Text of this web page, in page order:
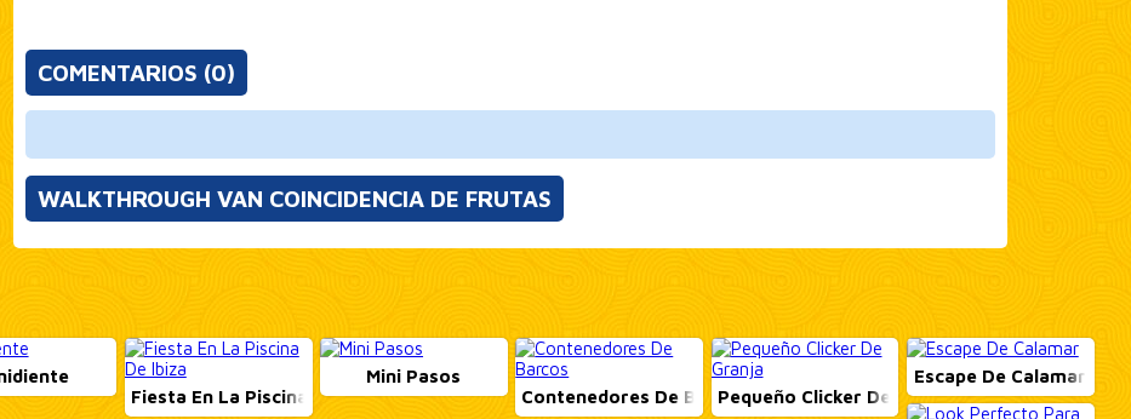
COMENTARIOS (0)
WALKTHROUGH VAN COINCIDENCIA DE FRUTAS
Fiesta En La Piscina De Ibiza
Mini Pasos
Contenedores De BarcosPequeño Clicker De Granja
Escape De Calamar